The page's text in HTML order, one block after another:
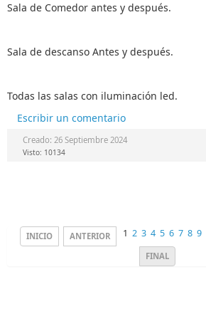
Sala de Comedor antes y después.
Sala de descanso Antes y después.
Todas las salas con iluminación led.
Escribir un comentario
Creado: 26 Septiembre 2024
Visto: 10134
INICIO ANTERIOR 1 2 3 4 5 6 7 8 9
FINAL